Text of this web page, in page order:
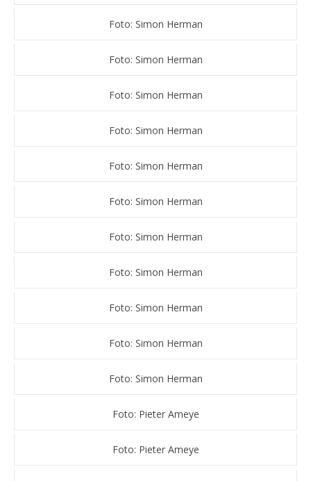
Foto: Simon Herman
Foto: Simon Herman
Foto: Simon Herman
Foto: Simon Herman
Foto: Simon Herman
Foto: Simon Herman
Foto: Simon Herman
Foto: Simon Herman
Foto: Simon Herman
Foto: Simon Herman
Foto: Simon Herman
Foto: Pieter Ameye
Foto: Pieter Ameye